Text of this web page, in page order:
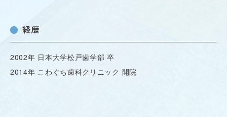
経歴
2002年 日本大学松戸歯学部 卒
2014年 こわぐち歯科クリニック 開院